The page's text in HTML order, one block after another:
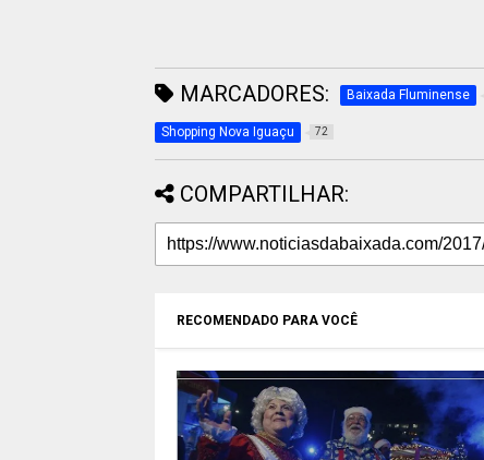
MARCADORES: Baixada Fluminense
Shopping Nova Iguaçu 72
COMPARTILHAR:
RECOMENDADO PARA VOCÊ